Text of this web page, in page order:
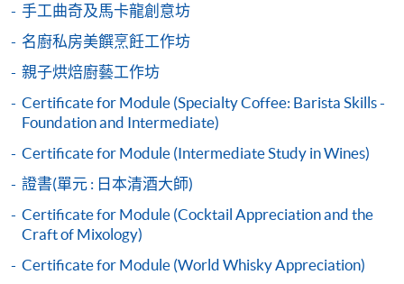
某些課程須甄選入學，並要求申請人上載課程網頁
中指定所須文件(如學歷證明)。系統只支援doc,
申請人可使用以下方式繳交報名費或課程費用:
繳費靈網上服務
碼，請瀏覽繳費靈網址http://www.ppshk.com 。
手工曲奇及馬卡龍創意坊
名廚私房美饌烹飪工作坊
親子烘焙廚藝工作坊
Certificate for Module (Specialty Coffee: Barista Skills -
Foundation and Intermediate)
Certificate for Module (Intermediate Study in Wines)
證書(單元 : 日本清酒大師)
Certificate for Module (Cocktail Appreciation and the
Craft of Mixology)
Certificate for Module (World Whisky Appreciation)